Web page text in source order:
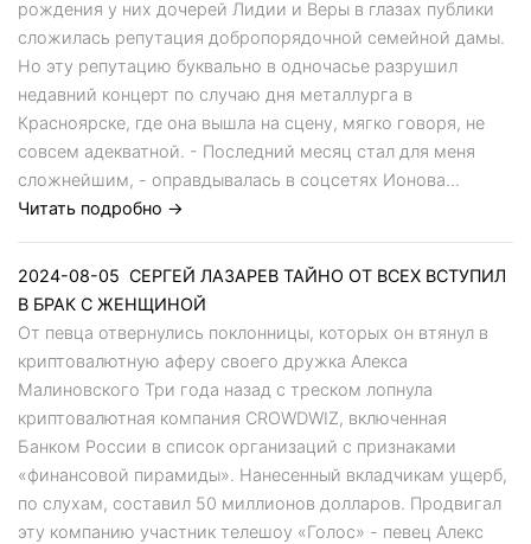
рождения у них дочерей Лидии и Веры в глазах публики
сложилась репутация добропорядочной семейной дамы.
Но эту репутацию буквально в одночасье разрушил
недавний концерт по случаю дня металлурга в
Красноярске, где она вышла на сцену, мягко говоря, не
совсем адекватной. - Последний месяц стал для меня
сложнейшим, - оправдывалась в соцсетях Ионова...
Читать подробно →
2024-08-05 СЕРГЕЙ ЛАЗАРЕВ ТАЙНО ОТ ВСЕХ ВСТУПИЛ
В БРАК С ЖЕНЩИНОЙ
От певца отвернулись поклонницы, которых он втянул в
криптовалютную аферу своего дружка Алекса
Малиновского Три года назад с треском лопнула
криптовалютная компания CROWDWIZ, включенная
Банком России в список организаций с признаками
«финансовой пирамиды». Нанесенный вкладчикам ущерб,
по слухам, составил 50 миллионов долларов. Продвигал
эту компанию участник телешоу «Голос» - певец Алекс